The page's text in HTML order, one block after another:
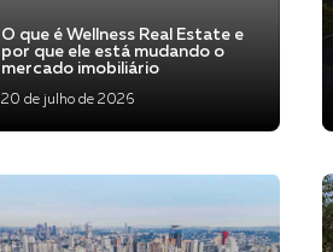
O que é Wellness Real Estate e
por que ele está mudando o
mercado imobiliário
20 de julho de 2026